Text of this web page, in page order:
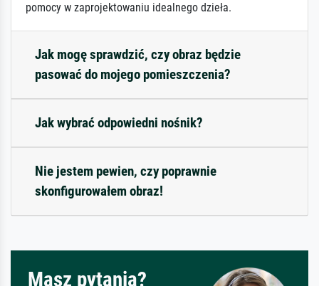
pomocy w zaprojektowaniu idealnego dzieła.
Jak mogę sprawdzić, czy obraz będzie
pasować do mojego pomieszczenia?
Jak wybrać odpowiedni nośnik?
Nie jestem pewien, czy poprawnie
skonfigurowałem obraz!
Masz pytania?